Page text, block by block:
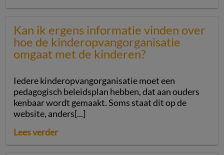
Kan ik ergens informatie vinden over
hoe de kinderopvangorganisatie
omgaat met de kinderen?
Iedere kinderopvangorganisatie moet een
pedagogisch beleidsplan hebben, dat aan ouders
kenbaar wordt gemaakt. Soms staat dit op de
website, anders[...]
Lees verder